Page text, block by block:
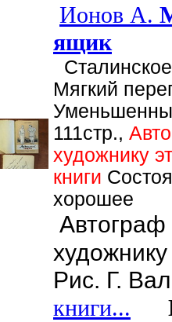
Ионов А.
ящик
Мягкий
111стр.,
художнику
книги
хорошее
Автограф
художнику
Рис. Г.
книги...